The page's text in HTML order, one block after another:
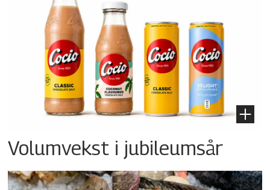
Volumvekst i jubileumsår